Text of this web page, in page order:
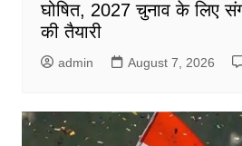
घोषित, 2027 चुनाव के लिए
की तैयारी
admin August 7, 2026